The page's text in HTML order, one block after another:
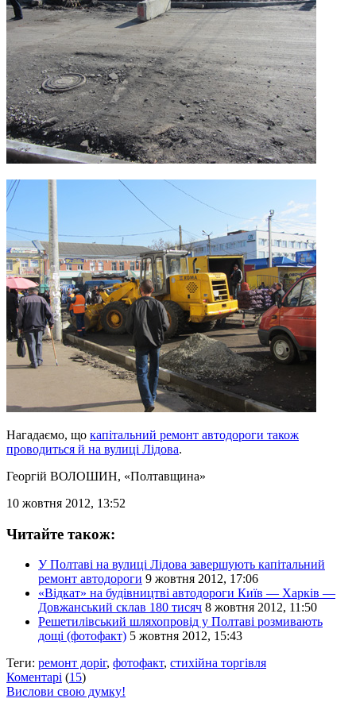
Нагадаємо, що капітальний ремонт автодороги також
проводиться й на вулиці Лідова.
Георгій ВОЛОШИН, «Полтавщина»
10 жовтня 2012, 13:52
Читайте також:
У Полтаві на вулиці Лідова завершують капітальний
ремонт автодороги 9 жовтня 2012, 17:06
«Відкат» на будівництві автодороги Київ — Харків —
Довжанський склав 180 тисяч 8 жовтня 2012, 11:50
Решетилівський шляхопровід у Полтаві розмивають
дощі (фотофакт) 5 жовтня 2012, 15:43
Теги: ремонт доріг, фотофакт, стихійна торгівля
Коментарі (15)
Вислови свою думку!